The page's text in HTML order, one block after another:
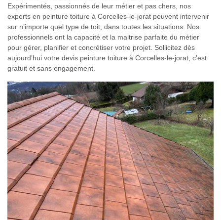
Expérimentés, passionnés de leur métier et pas chers, nos
experts en peinture toiture à Corcelles-le-jorat peuvent intervenir
sur n’importe quel type de toit, dans toutes les situations. Nos
professionnels ont la capacité et la maitrise parfaite du métier
pour gérer, planifier et concrétiser votre projet. Sollicitez dès
aujourd’hui votre devis peinture toiture à Corcelles-le-jorat, c’est
gratuit et sans engagement.